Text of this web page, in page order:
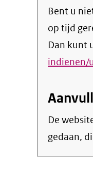
Bent u
op tijd
Dan kunt
indienen/
De
gedaan,